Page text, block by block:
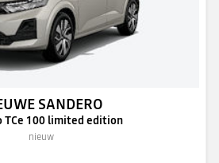
SANDERO
TCe 100 limited edition
nieuw